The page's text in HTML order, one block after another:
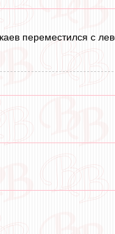
переместился с